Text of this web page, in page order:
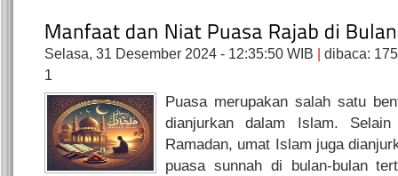
Selasa, 31 Desember 2024 - 12:35:50 WIB
dibaca:
1
Puasa merupakan salah satu
dianjurkan dalam Islam.
Ramadan, umat Islam juga
puasa sunnah di bulan-bulan